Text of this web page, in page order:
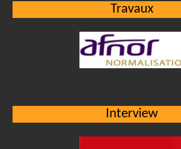
Travaux
Interview